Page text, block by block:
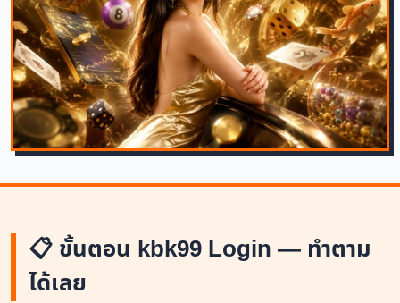
📋 ขั้นตอน kbk99 Login — ทำตาม
ได้เลย